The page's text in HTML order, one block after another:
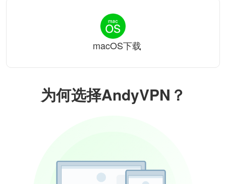
为何选择AndyVPN？
macOS下载